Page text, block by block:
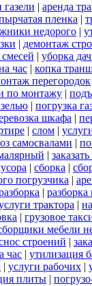
газели | аренда
пленка |
недорого |
| демонтаж
| уборка
час | копка
перегородок
по монтажу |
| погрузка
шкафа |
| слом |
самосвалами |
|
| сборка |
погрузчика |
|
трактора |
| грузовое
мебели
строений |
час | утилизация
| услуги рабочих |
плиты |